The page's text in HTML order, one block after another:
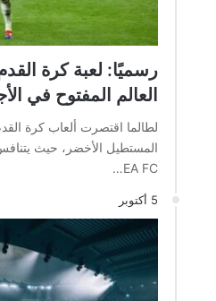
العالم المفتوح في
لطالما اقتصرت ألعاب كرة
المستطيل الأخضر، حيث
EA FC…
5 أكتوبر